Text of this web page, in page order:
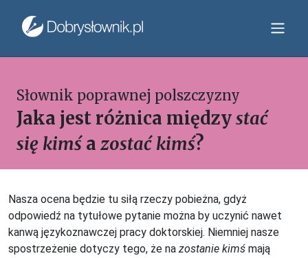
Słownik poprawnej polszczyzny
Jaka jest różnica międzystać
się kimśa zostać kimś?
Nasza ocena będzie tu siłą rzeczy pobieżna, gdyż
odpowiedź na tytułowe pytanie można by uczynić nawet
kanwą językoznawczej pracy doktorskiej. Niemniej nasze
spostrzeżenie dotyczy tego, że na zostanie kimś mają